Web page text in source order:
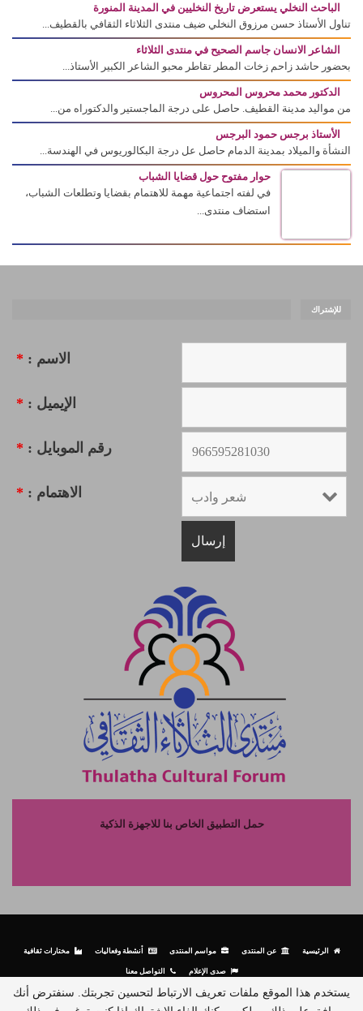
الباحث النخلي يستعرض تاريخ النخليين في المدينة المنورة
تناول الأستاذ حسن مرزوق النخلي ضيف منتدى الثلاثاء الثقافي بالقطيف...
الشاعر الانسان جاسم الصحيح في منتدى الثلاثاء
بحضور حاشد زاحم زخات المطر تقاطر محبو الشاعر الكبير الأستاذ...
الدكتور محمد محروس المحروس
من مواليد مدينة القطيف. حاصل على درجة الماجستير والدكتوراه من...
الأستاذ برجس حمود البرجس
النشأة والميلاد بمدينة الدمام حاصل عل درجة البكالوريوس في الهندسة...
حوار مفتوح حول قضايا الشباب
في لفته اجتماعية مهمة للاهتمام بقضايا وتطلعات الشباب،
استضاف منتدى...
للإشتراك
الاسم : *
الإيميل : *
رقم الموبايل : *
الاهتمام : *
حمل التطبيق الخاص بنا للاجهزة الذكية
الرئيسية عن المنتدى مواسم المنتدى أنشطة وفعاليات مختارات ثقافية
صدى الإعلام التواصل معنا
يستخدم هذا الموقع ملفات تعريف الارتباط لتحسين تجربتك. سنفترض أنك